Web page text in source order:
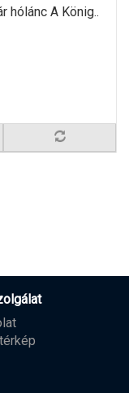
hólánc A König..